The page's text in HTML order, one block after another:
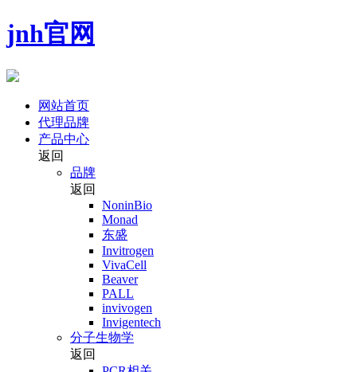
jnh官网
网站首页
代理品牌
产品中心
返回
品牌
返回
NoninBio
Monad
东盛
Invitrogen
VivaCell
Beaver
PALL
invivogen
Invigentech
分子生物学
返回